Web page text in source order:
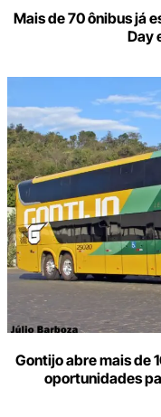
Mais de 70 ônibus já
Day
Gontijo abre mais de
oportunidades